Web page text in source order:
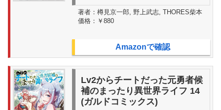
著者： 樽見京一郎, 野上武志, THORES柴本
価格： ￥880
Amazonで確認
Lv2からチートだった元勇者候
補のまったり異世界ライフ 14
(ガルドコミックス)